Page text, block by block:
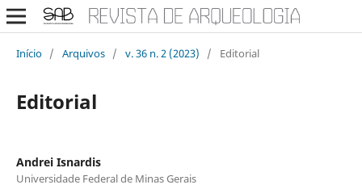
Início / Arquivos / v. 36 n. 2 (2023) / Editorial
Editorial
Andrei Isnardis
Universidade Federal de Minas Gerais